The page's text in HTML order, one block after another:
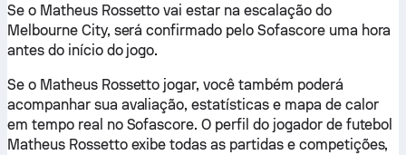
Se o Matheus Rossetto vai estar na escalação do
Melbourne City, será confirmado pelo Sofascore uma hora
antes do início do jogo.
Se o Matheus Rossetto jogar, você também poderá
acompanhar sua avaliação, estatísticas e mapa de calor
em tempo real no Sofascore. O perfil do jogador de futebol
Matheus Rossetto exibe todas as partidas e competições,